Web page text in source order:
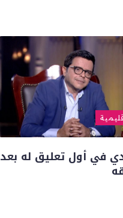
في أول تعليق له بعد